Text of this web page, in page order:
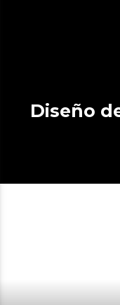
Diseño